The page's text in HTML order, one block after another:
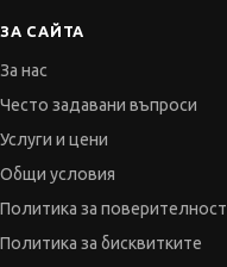
ЗА САЙТА
За нас
Често задавани въпроси
Услуги и цени
Общи условия
Политика за поверителност
Политика за бисквитките